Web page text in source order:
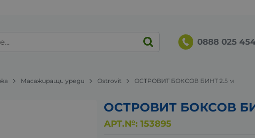
0888 025
Масажиращи уреди Ostrovit ОСТРОВИТ БОКСОВ БИНТ 2.5 м
ОСТРОВИТ БОКСОВ
АРТ.№: 153895